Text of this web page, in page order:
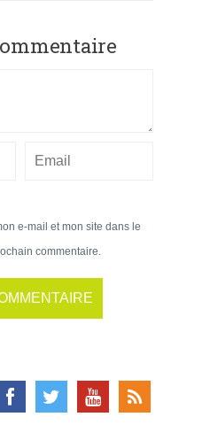
e-mail et mon site dans le
commentaire.